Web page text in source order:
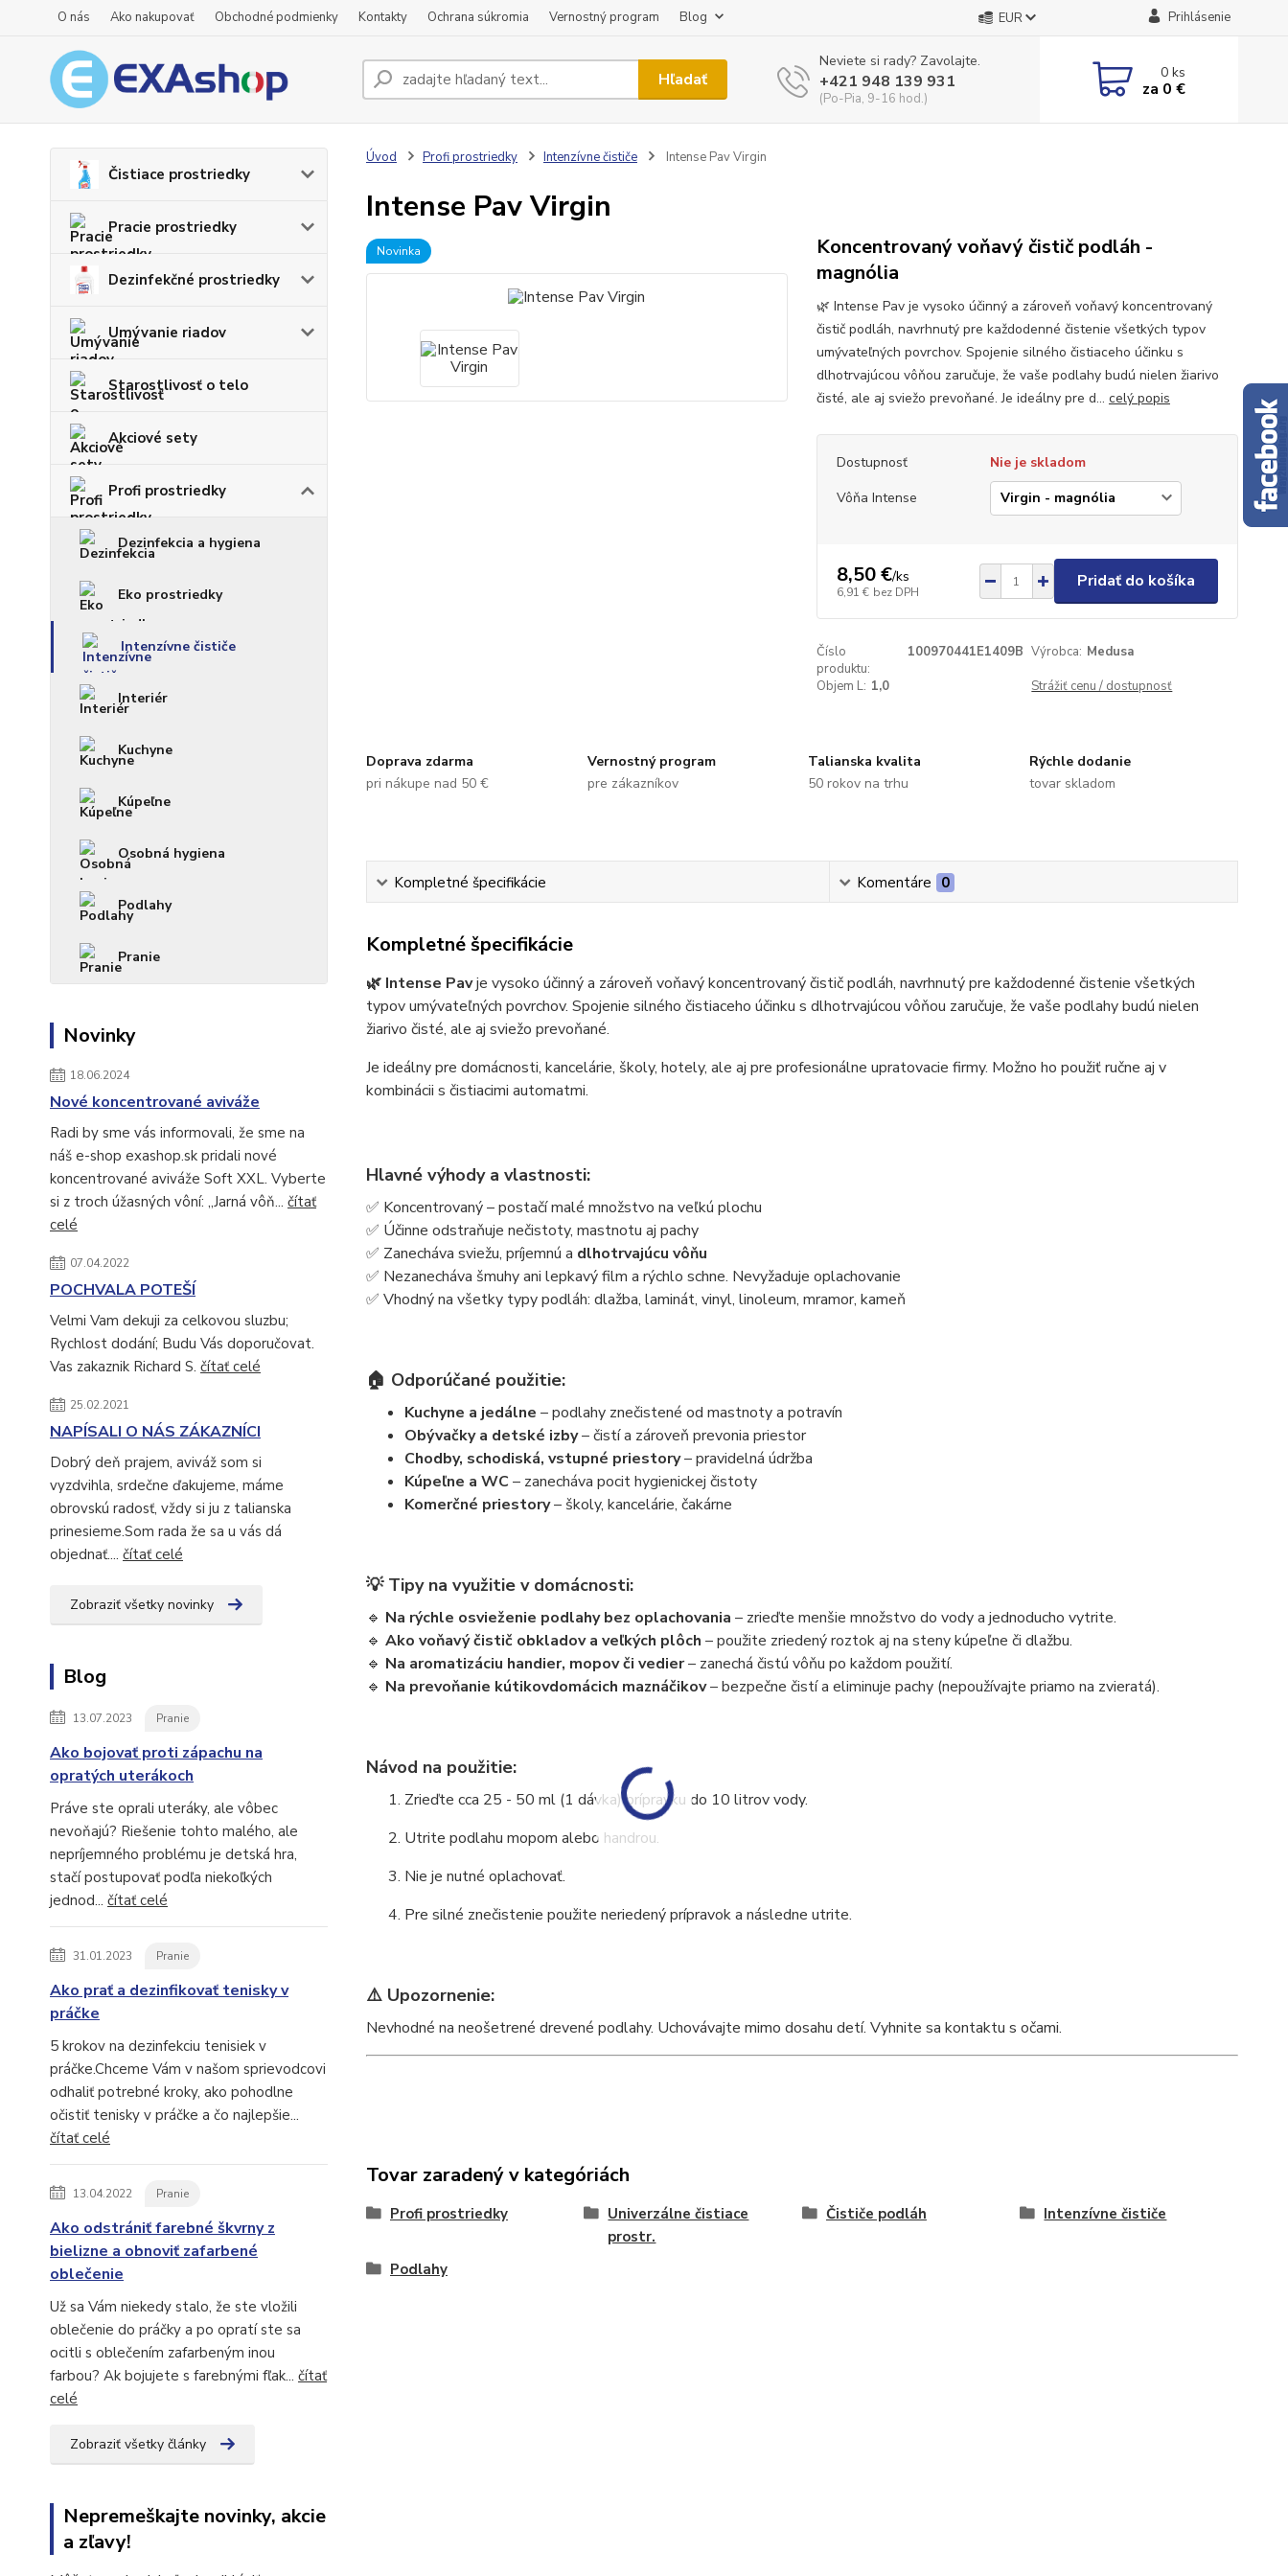
O nás Ako nakupovať Obchodné podmienky Kontakty Ochrana súkromia Vernostný program Blog EUR Prihlásenie
Hľadať
Neviete si rady? Zavolajte.
+421 948 139 931
(Po-Pia, 9-16 hod.)
0ks
za 0 €
Čistiace prostriedky
Pracie prostriedky
Dezinfekčné prostriedky
Umývanie riadov
Starostlivosť o telo
Akciové sety
Profi prostriedky
Dezinfekcia a hygiena
Eko prostriedky
Intenzívne čističe
Interiér
Kuchyne
Kúpeľne
Osobná hygiena
Podlahy
Pranie
Novinky
18.06.2024
Nové koncentrované aviváže
Radi by sme vás informovali, že sme na
náš e-shop exashop.sk pridali nové
koncentrované aviváže Soft XXL. Vyberte
si z troch úžasných vôní: „Jarná vôň... čítať
celé
07.04.2022
POCHVALA POTEŠÍ
Velmi Vam dekuji za celkovou sluzbu;
Rychlost dodání; Budu Vás doporučovat.
Vas zakaznik Richard S. čítať celé
25.02.2021
NAPÍSALI O NÁS ZÁKAZNÍCI
Dobrý deň prajem, aviváž som si
vyzdvihla, srdečne ďakujeme, máme
obrovskú radosť, vždy si ju z talianska
prinesieme.Som rada že sa u vás dá
objednať.... čítať celé
Zobraziť všetky novinky
Blog
13.07.2023 Pranie
Ako bojovať proti zápachu na
opratých uterákoch
Práve ste oprali uteráky, ale vôbec
nevoňajú? Riešenie tohto malého, ale
nepríjemného problému je detská hra,
stačí postupovať podľa niekoľkých
jednod... čítať celé
31.01.2023 Pranie
Ako prať a dezinfikovať tenisky v
práčke
5 krokov na dezinfekciu tenisiek v
práčke.Chceme Vám v našom sprievodcovi
odhaliť potrebné kroky, ako pohodlne
očistiť tenisky v práčke a čo najlepšie...
čítať celé
13.04.2022 Pranie
Ako odstrániť farebné škvrny z
bielizne a obnoviť zafarbené
oblečenie
Už sa Vám niekedy stalo, že ste vložili
oblečenie do práčky a po opratí ste sa
ocitli s oblečením zafarbeným inou
farbou? Ak bojujete s farebnými fľak... čítať
celé
Zobraziť všetky články
Nepremeškajte novinky, akcie
a zľavy!
Úvod Profi prostriedky Intenzívne čističe Intense Pav Virgin
Intense Pav Virgin
Novinka
Koncentrovaný voňavý čistič podláh -
magnólia
🌿 Intense Pav je vysoko účinný a zároveň voňavý koncentrovaný
čistič podláh, navrhnutý pre každodenné čistenie všetkých typov
umývateľných povrchov. Spojenie silného čistiaceho účinku s
dlhotrvajúcou vôňou zaručuje, že vaše podlahy budú nielen žiarivo
čisté, ale aj sviežo prevoňané. Je ideálny pre d... celý popis
Dostupnosť
Nie je skladom
Vôňa Intense
8,50 €/ks
6,91 € bez DPH
Pridať do košíka
Číslo
produktu:
100970441E1409B Výrobca: Medusa
Objem L: 1,0 Strážiť cenu / dostupnosť
Doprava zdarma
pri nákupe nad 50 €
Vernostný program
pre zákazníkov
Talianska kvalita
50 rokov na trhu
Rýchle dodanie
tovar skladom
Kompletné špecifikácie Komentáre 0
Kompletné špecifikácie
🌿 Intense Pavje vysoko účinný a zároveň voňavý koncentrovaný čistič podláh, navrhnutý pre každodenné čistenie všetkých
typov umývateľných povrchov. Spojenie silného čistiaceho účinku s dlhotrvajúcou vôňou zaručuje, že vaše podlahy budú nielen
žiarivo čisté, ale aj sviežo prevoňané.
Je ideálny pre domácnosti, kancelárie, školy, hotely, ale aj pre profesionálne upratovacie firmy. Možno ho použiť ručne aj v
kombinácii s čistiacimi automatmi.
Hlavné výhody a vlastnosti:
✅ Koncentrovaný – postačí malé množstvo na veľkú plochu
✅ Účinne odstraňuje nečistoty, mastnotu aj pachy
✅ Zanecháva sviežu, príjemnú a dlhotrvajúcu vôňu
✅ Nezanecháva šmuhy ani lepkavý film a rýchlo schne. Nevyžaduje oplachovanie
✅ Vhodný na všetky typy podláh: dlažba, laminát, vinyl, linoleum, mramor, kameň
🏠 Odporúčané použitie:
Kuchyne a jedálne – podlahy znečistené od mastnoty a potravín
Obývačky a detské izby– čistí a zároveň prevonia priestor
Chodby, schodiská, vstupné priestory– pravidelná údržba
Kúpeľne a WC – zanecháva pocit hygienickej čistoty
Komerčné priestory– školy, kancelárie, čakárne
💡 Tipy na využitie v domácnosti:
🔹 Na rýchle osvieženie podlahy bez oplachovania – zrieďte menšie množstvo do vody a jednoducho vytrite.
🔹 Ako voňavý čistič obkladov a veľkých plôch – použite zriedený roztok aj na steny kúpeľne či dlažbu.
🔹 Na aromatizáciu handier, mopov či vedier– zanechá čistú vôňu po každom použití.
🔹 Na prevoňanie kútikovdomácich maznáčikov– bezpečne čistí a eliminuje pachy (nepoužívajte priamo na zvieratá).
Návod na použitie:
Zrieďte cca 25 - 50 ml (1 dávka) prípravku do 10 litrov vody.
Utrite podlahu mopom alebo handrou.
Nie je nutné oplachovať.
Pre silné znečistenie použite neriedený prípravok a následne utrite.
⚠️ Upozornenie:
Nevhodné na neošetrené drevené podlahy. Uchovávajte mimo dosahu detí. Vyhnite sa kontaktu s očami.
Tovar zaradený v kategóriách
Profi prostriedky
Univerzálne čistiace
prostr.
Čističe podláh Intenzívne čističe
Podlahy